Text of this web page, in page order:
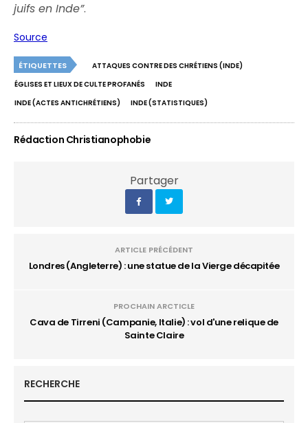
juifs en Inde”.
Source
ÉTIQUETTES
ATTAQUES CONTRE DES CHRÉTIENS (INDE)
ÉGLISES ET LIEUX DE CULTE PROFANÉS
INDE
INDE (ACTES ANTICHRÉTIENS)
INDE (STATISTIQUES)
Rédaction Christianophobie
Partager
ARTICLE PRÉCÉDENT
Londres (Angleterre) : une statue de la Vierge décapitée
PROCHAIN ARCTICLE
Cava de Tirreni (Campanie, Italie) : vol d'une relique de
Sainte Claire
RECHERCHE